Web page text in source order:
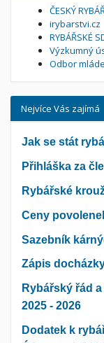
ČESKÝ
irybarstvi.cz
RYBÁŘSKÉ
Výzkumný
Odbor
Nejvíce Vás zajímá
Jak se stát
Přihláška za
Rybářské
Ceny
Sazebník
Zápis
Rybářský řád
2025 - 2026
Dodatek k